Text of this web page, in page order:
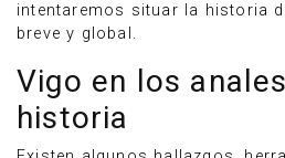
intentaremos situar la historia
breve y global.
Vigo en los
historia